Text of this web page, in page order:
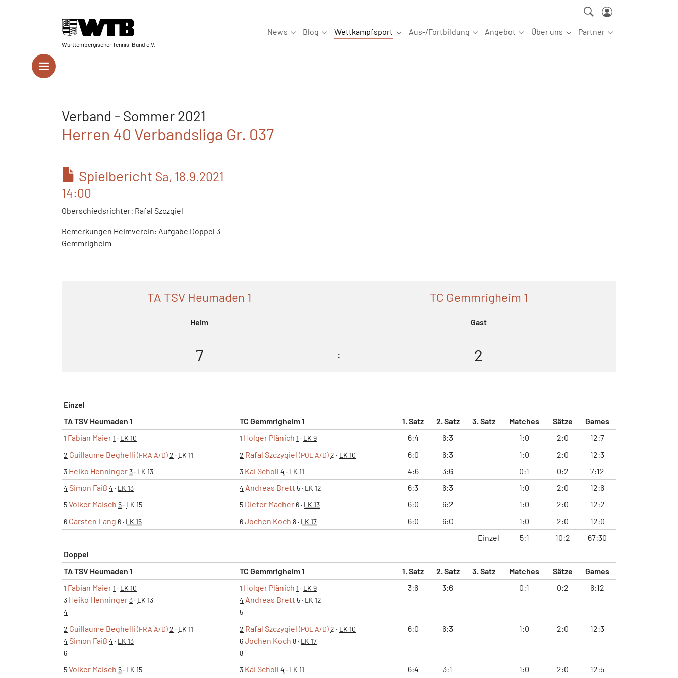
Württembergischer Tennis-Bund e.V.
News
Submenu for "News"
Blog
Submenu for "Blog"
Wettkampfsport
Submenu for "Wettkampfsport"
Aus-/Fortbildung
Submenu for "Aus-/Fortbildung"
Angebot
Submenu for "Angebot"
Über uns
Submenu for "Über uns"
Partner
Submenu for
Verband - Sommer 2021
Herren 40 Verbandsliga Gr. 037
Spielbericht Sa, 18.9.2021
14:00
Oberschiedsrichter: Rafal Szczgiel
Bemerkungen Heimverein: Aufgabe Doppel 3
Gemmrigheim
TA TSV Heumaden 1
Heim
TC Gemmrigheim 1
Gast
7 : 2
Einzel
TA TSV Heumaden 1
TC Gemmrigheim 1 1. Satz 2. Satz 3. Satz Matches Sätze Games
1 Fabian Maier1 · LK 10 1 Holger Plänich 1 · LK 9 6:4 6:3 1:0 2:0 12:7
2 Guillaume Beghelli (FRA A/D)2 · LK 11 2 Rafal Szczygiel (POL A/D)2 · LK 10 6:0 6:3 1:0 2:0 12:3
3 Heiko Henninger3· LK 13 3 Kai Scholl 4 · LK 11 4:6 3:6 0:1 0:2 7:12
4 Simon Faiß 4 · LK 13 4 Andreas Brett 5· LK 12 6:3 6:3 1:0 2:0 12:6
5Volker Maisch 5· LK 15 5 Dieter Macher 6· LK 13 6:0 6:2 1:0 2:0 12:2
6 Carsten Lang 6· LK 15 6Jochen Koch 8· LK 17 6:0 6:0 1:0 2:0
12:0
Einzel
5:1 10:2
67:30
Doppel
TA TSV Heumaden 1
TC Gemmrigheim 1 1. Satz 2. Satz 3. Satz Matches Sätze Games
1 Fabian Maier1 · LK 10
3 Heiko Henninger3· LK 13
4
1 Holger Plänich 1 · LK 9
4 Andreas Brett 5· LK 12
5
3:6 3:6 0:1 0:2 6:12
2 Guillaume Beghelli (FRA A/D)2 · LK 11
4 Simon Faiß 4 · LK 13
6
2 Rafal Szczygiel (POL A/D)2 · LK 10
6Jochen Koch 8· LK 17
8
6:0 6:3 1:0 2:0 12:3
5Volker Maisch 5· LK 15
3 Kai Scholl 4 · LK 11
6:4 3:1 1:0 2:0 12:5